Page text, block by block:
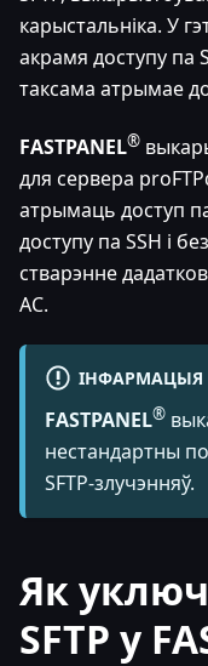
карыстальніка. У
акрамя доступу па
таксама атрымае
FASTPANEL®
для сервера
атрымаць доступ
доступу па SSH і
стварэнне
АС.
ІНФАРМАЦЫЯ
FASTPANEL®
нестандартны
SFTP-злучэнняў.
Як
SFTP у